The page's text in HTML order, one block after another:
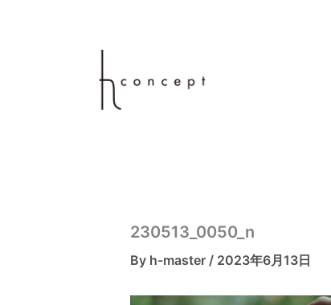
230513_0050_n
By h-master / 2023年6月13日